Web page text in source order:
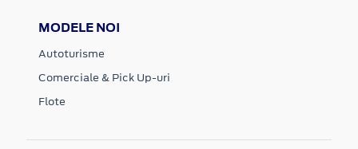
MODELE NOI
Autoturisme
Comerciale & Pick Up-uri
Flote